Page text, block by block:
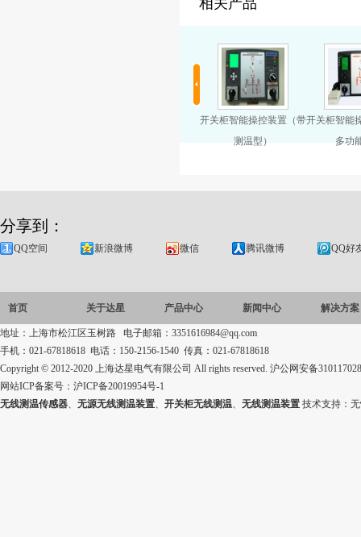
相关产品
开关柜智能操控装置（带
测温型）
开关柜智能
多功
分享到：
QQ空间 新浪微博 微信 腾讯微博 QQ好
首页 关于达星 产品中心 新闻中心 解决方案
地址：上海市松江区玉树路 电子邮箱：3351616984@qq.com
手机：021-67818618 电话：150-2156-1540 传真：021-67818618
Copyright © 2012-2020 上海达星电气有限公司 All rights reserved. 沪公网安备
网站ICP备案号： 沪ICP备20019954号-1
无线测温传感器、 无源无线测温装置、 开关柜无线测温、 无线测温装置 技术支持：